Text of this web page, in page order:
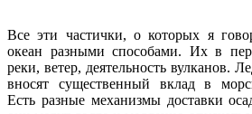
Все эти частички, о которых я
океан разными способами. Их в
реки, ветер, деятельность вулканов.
вносят существенный вклад в
Есть разные механизмы доставки